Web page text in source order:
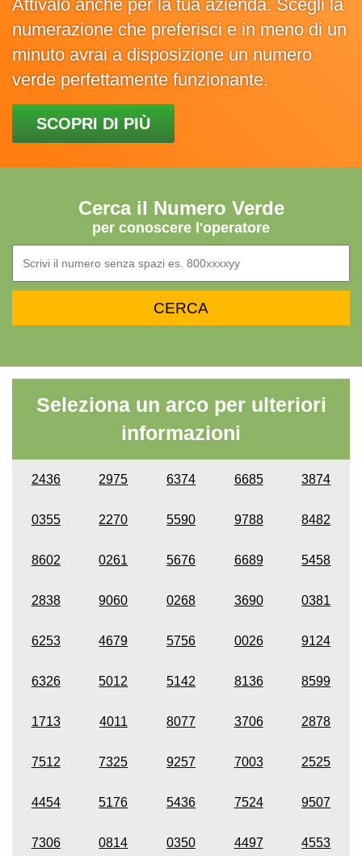
Attivalo anche per la tua azienda. Scegli la
numerazione che preferisci e in meno di un
minuto avrai a disposizione un numero
verde perfettamente funzionante.
SCOPRI DI PIÙ
Cerca il Numero Verde
per conoscere l'operatore
Seleziona un arco per ulteriori
informazioni
2436 2975 6374 6685 3874
0355 2270 5590 9788 8482
8602 0261 5676 6689 5458
2838 9060 0268 3690 0381
6253 4679 5756 0026 9124
6326 5012 5142 8136 8599
1713 4011 8077 3706 2878
7512 7325 9257 7003 2525
4454 5176 5436 7524 9507
7306 0814 0350 4497 4553